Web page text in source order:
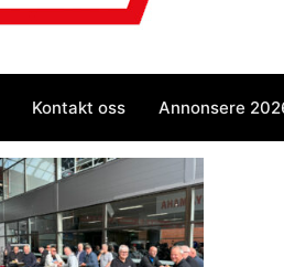
Kontakt oss Annonsere